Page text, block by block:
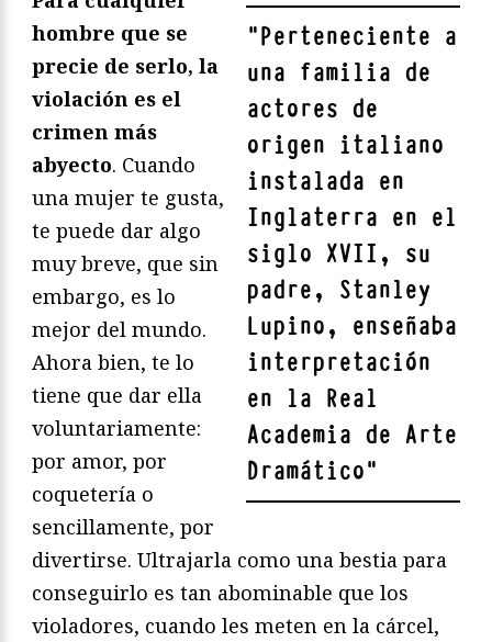
"Perteneciente a
una familia de
actores de
origen italiano
instalada en
Inglaterra en el
siglo XVII, su
padre, Stanley
Lupino, enseñaba
interpretación
en la Real
Academia de Arte
Dramático"
hombre que se
precie de serlo, la
violación es el
crimen más
abyecto. Cuando
una mujer te gusta,
te puede dar algo
muy breve, que sin
embargo, es lo
mejor del mundo.
Ahora bien, te lo
tiene que dar ella
voluntariamente:
por amor, por
coquetería o
sencillamente, por
divertirse. Ultrajarla como una bestia para
conseguirlo es tan abominable que los
violadores, cuando les meten en la cárcel,